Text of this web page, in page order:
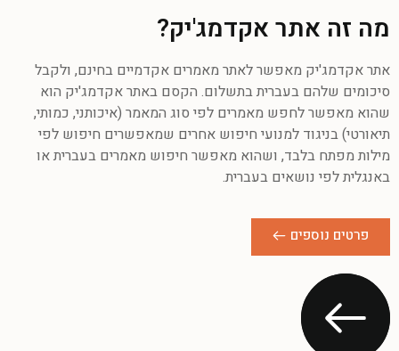
מה זה אתר אקדמג'יק?
אתר אקדמג'יק מאפשר לאתר מאמרים אקדמיים בחינם, ולקבל
סיכומים שלהם בעברית בתשלום. הקסם באתר אקדמג'יק הוא
שהוא מאפשר לחפש מאמרים לפי סוג המאמר (איכותני, כמותי,
תיאורטי) בניגוד למנועי חיפוש אחרים שמאפשרים חיפוש לפי
מילות מפתח בלבד, ושהוא מאפשר חיפוש מאמרים בעברית או
באנגלית לפי נושאים בעברית.
פרטים נוספים